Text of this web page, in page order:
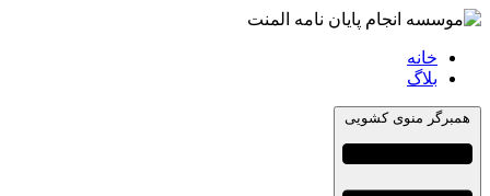
خانه
بلاگ
همبرگر منوی کشویی